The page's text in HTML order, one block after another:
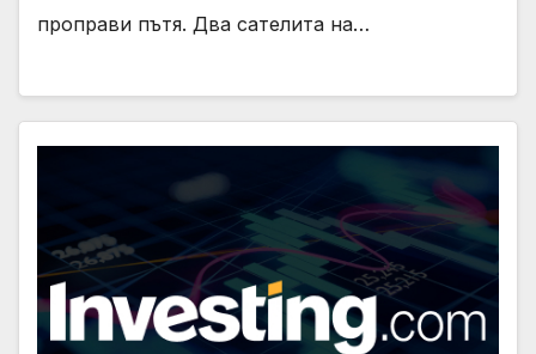
проправи пътя. Два сателита на…